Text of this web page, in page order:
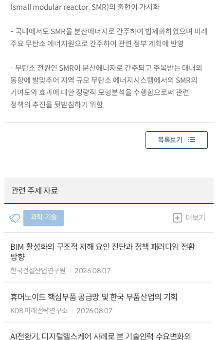
(small modular reactor, SMR)의 출현이 가시화
- 국내에서도 SMR을 분산에너지로 간주하여 법제화하였으며 미래
주요 무탄소 에너지원으로 간주하여 관련 정부 계획에 반영
- 무탄소 전원인 SMR이 분산에너지로 간주되고 주목받는 대내외
동향에 발맞추어 지역 규모 무탄소 에너지시스템에서의 SMR의
기여도와 효과에 대한 정량적 모형분석을 수행함으로써 관련
정책의 추진을 뒷받침하기 위함.
목록보기
관련 주제 자료
과학∙기술 더보기
BIM 활성화의 구조적 저해 요인 진단과 정책 패러다임 전환
방향
한국건설산업연구원 2026.08.07
휴머노이드 핵심부품 공급망 및 한국 부품산업의 기회
KDB 미래전략연구소 2026.08.07
AI전환기, 디지털헬스케어 사례로 본 기술인력 수요변화의